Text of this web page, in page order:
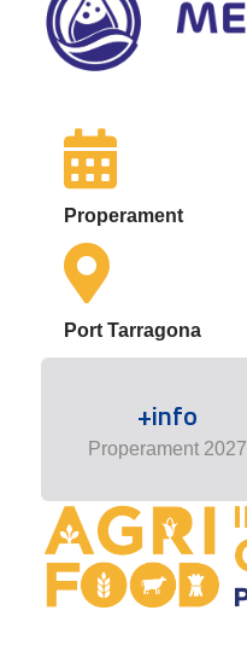
Properament
Port Tarragona
+info
Properament 2027